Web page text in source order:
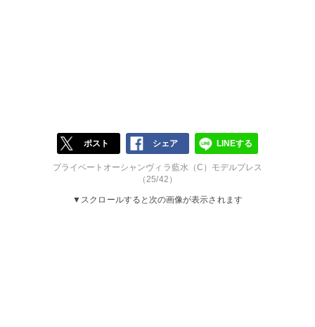
ポスト シェア LINEする
プライベートオーシャンヴィラ藍水（C）モデルプレス
（25/42）
▼スクロールすると次の画像が表示されます